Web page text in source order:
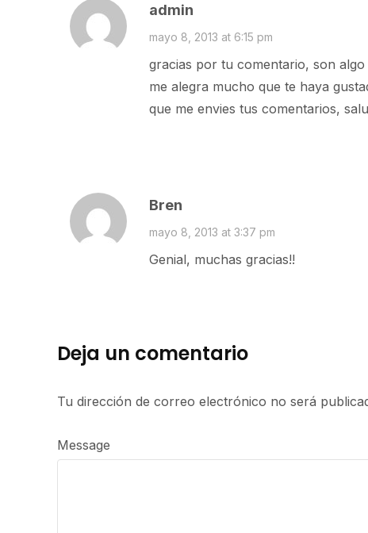
admin
mayo 8, 2013 at 6:15 pm
gracias por tu comentario, son
me alegra mucho que te haya
que me envies tus comentarios,
Bren
mayo 8, 2013 at 3:37 pm
Genial, muchas gracias!!
Deja un comentario
Tu dirección de correo electrónico no será
Message